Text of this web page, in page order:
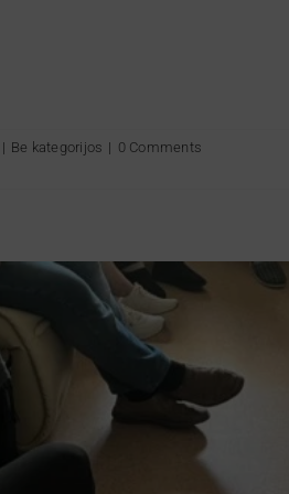
| Be kategorijos | 0 Comments